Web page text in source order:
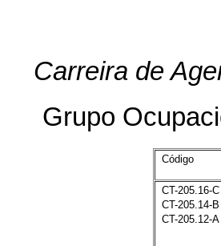
Carreira de
Grupo
Código
CT-205.16-C
CT-205.14-B
CT-205.12-A